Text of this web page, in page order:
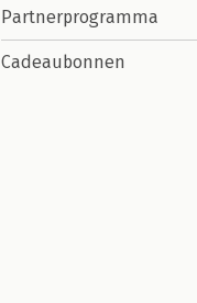
Partnerprogramma
Cadeaubonnen